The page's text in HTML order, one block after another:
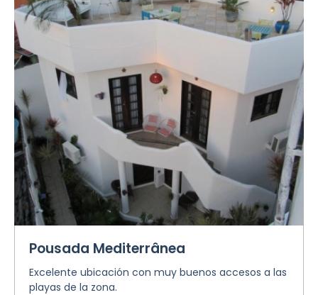
Pousada Mediterrânea
Excelente ubicación con muy buenos accesos a las
playas de la zona.